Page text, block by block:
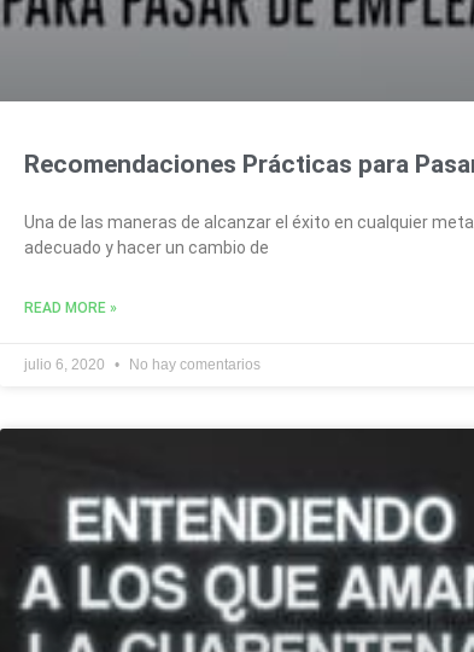
Recomendaciones Prácticas para
Una de las maneras de alcanzar el éxito en cualquier
adecuado y hacer un cambio de
READ MORE »
julio 6, 2020 No hay comentarios